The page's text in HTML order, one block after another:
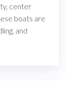
center
boats are
and